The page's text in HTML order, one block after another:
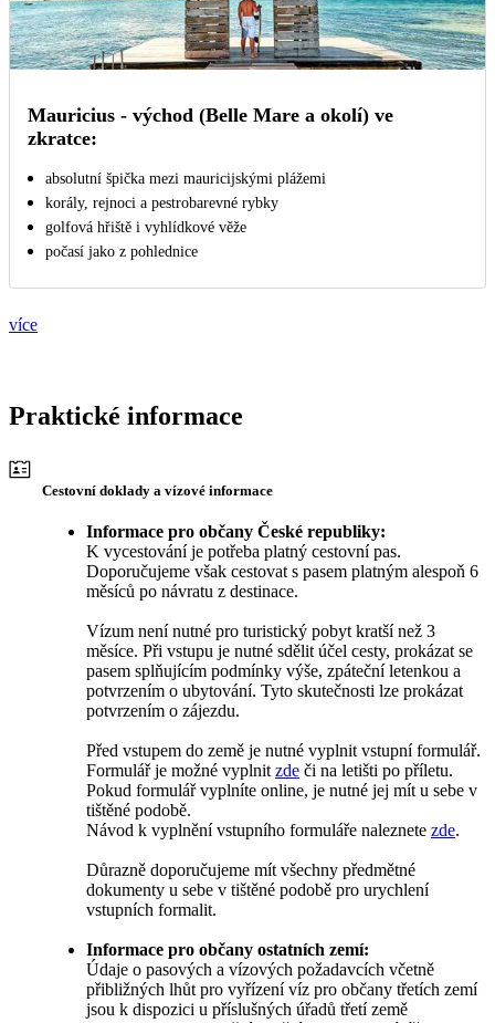
Mauricius - východ (Belle Mare a okolí) ve
zkratce:
absolutní špička mezi mauricijskými plážemi
korály, rejnoci a pestrobarevné rybky
golfová hřiště i vyhlídkové věže
počasí jako z pohlednice
více
Praktické informace
Cestovní doklady a vízové informace
Informace pro občany České republiky:
K vycestování je potřeba platný cestovní pas.
Doporučujeme však cestovat s pasem platným alespoň 6
měsíců po návratu z destinace.
Vízum není nutné pro turistický pobyt kratší než 3
měsíce. Při vstupu je nutné sdělit účel cesty, prokázat se
pasem splňujícím podmínky výše, zpáteční letenkou a
potvrzením o ubytování. Tyto skutečnosti lze prokázat
potvrzením o zájezdu.
Před vstupem do země je nutné vyplnit vstupní formulář.
Formulář je možné vyplnit zde či na letišti po příletu.
Pokud formulář vyplníte online, je nutné jej mít u sebe v
tištěné podobě.
Návod k vyplnění vstupního formuláře naleznete zde.
Důrazně doporučujeme mít všechny předmětné
dokumenty u sebe v tištěné podobě pro urychlení
vstupních formalit.
Informace pro občany ostatních zemí:
Údaje o pasových a vízových požadavcích včetně
přibližných lhůt pro vyřízení víz pro občany třetích zemí
jsou k dispozici u příslušných úřadů třetí země